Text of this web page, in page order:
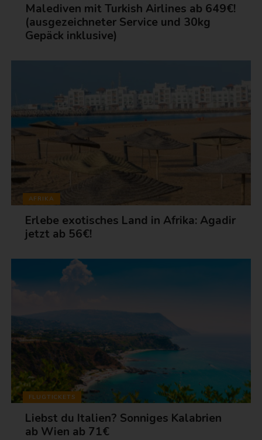
Malediven mit Turkish Airlines ab 649€!
(ausgezeichneter Service und 30kg
Gepäck inklusive)
AFRIKA
Erlebe exotisches Land in Afrika: Agadir
jetzt ab 56€!
FLUGTICKETS
Liebst du Italien? Sonniges Kalabrien
ab Wien ab 71€